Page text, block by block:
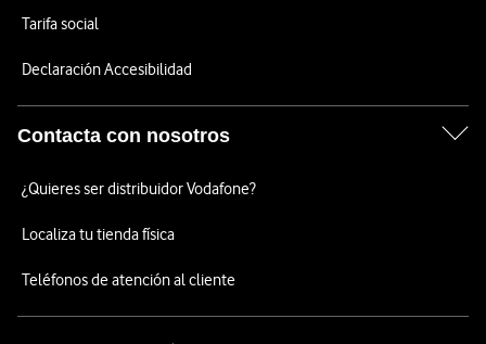
Tarifa social
Declaración Accesibilidad
Contacta con nosotros
¿Quieres ser distribuidor Vodafone?
Localiza tu tienda física
Teléfonos de atención al cliente